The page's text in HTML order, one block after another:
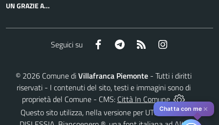
UN GRAZIE A...
Seguici su Facebook Telegram RSS
© 2026 Comune diVillafranca Piemonte - Tutti i diritti
riservati - I contenuti del sito, testi e immagini sono di
proprietà del Comune - CMS: Città In Comune
Questo sito utilizza, nella versione per UTENTI CON
Chatta con me ✕